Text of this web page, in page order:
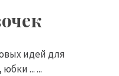
идей для
... ...